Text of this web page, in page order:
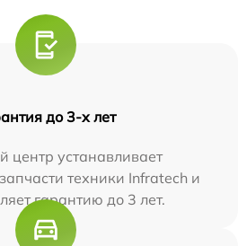
до 3-х лет
центр устанавливает
техники Infratech и
гарантию до 3 лет.